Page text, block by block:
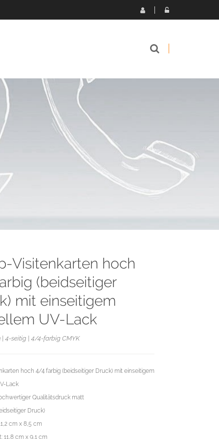
Visitenkarten hoch
(beidseitiger
mit einseitigem
UV-Lack
| 4-seitig | 4/4-farbig CMYK
hoch 4/4 farbig (beidseitiger Druck) mit einseitigem
Lack
Qualitätsdruck matt
Druck)
cm x 8,5 cm
11,8 cm x 9,1 cm